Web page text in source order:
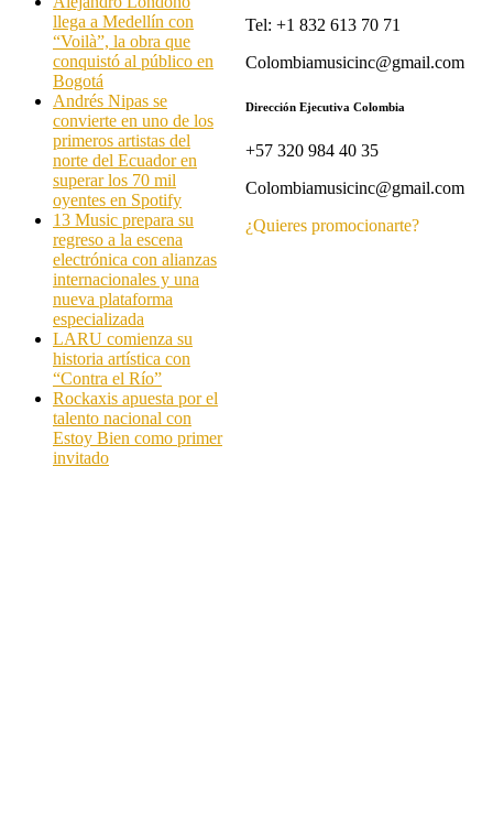
llega a Medellín con
“Voilà”, la obra que
conquistó al público en
Bogotá
Andrés Nipas se
convierte en uno de los
primeros artistas del
norte del Ecuador en
superar los 70 mil
oyentes en Spotify
13 Music prepara su
regreso a la escena
electrónica con alianzas
internacionales y una
nueva plataforma
especializada
LARU comienza su
historia artística con
“Contra el Río”
Rockaxis apuesta por el
talento nacional con
Estoy Bien como primer
invitado
Tel: +1 832 613 70 71
Colombiamusicinc@gmail.com
Dirección Ejecutiva Colombia
+57 320 984 40 35
Colombiamusicinc@gmail.com
¿Quieres promocionarte?